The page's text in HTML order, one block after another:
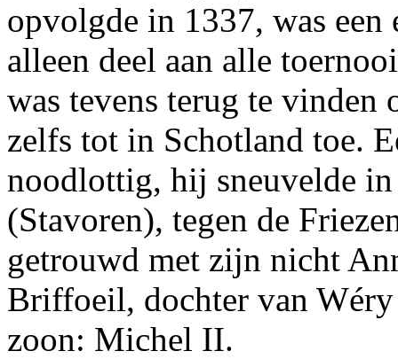
opvolgde in 1337, was
alleen deel aan alle
was tevens terug te
zelfs tot in Schotland toe.
noodlottig, hij sneuvelde
(Stavoren), tegen de
getrouwd met zijn nicht
Briffoeil, dochter van
zoon: Michel II.